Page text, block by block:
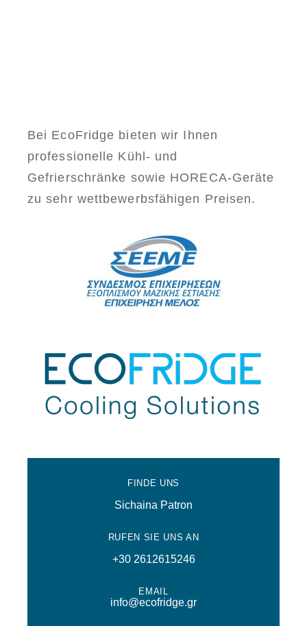
Bei EcoFridge bieten wir Ihnen
professionelle Kühl- und
Gefrierschränke sowie HORECA-Geräte
zu sehr wettbewerbsfähigen Preisen.
FINDE UNS
Sichaina Patron
RUFEN SIE UNS AN
+30 2612615246
EMAIL
info@ecofridge.gr